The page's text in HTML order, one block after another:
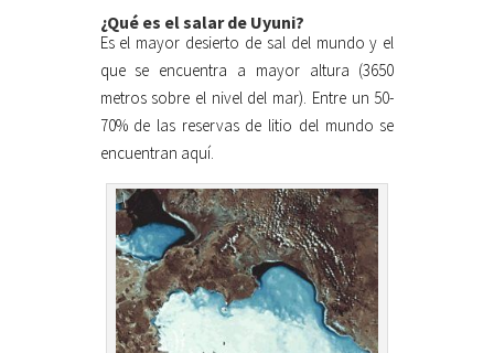
¿Qué es el salar de Uyuni?
Es el mayor desierto de sal del mundo y el
que se encuentra a mayor altura (3650
metros sobre el nivel del mar). Entre un 50-
70% de las reservas de litio del mundo se
encuentran aquí.